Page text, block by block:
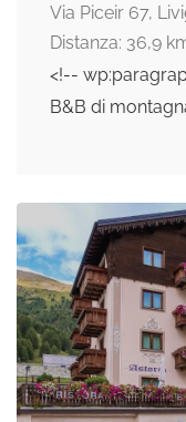
Via Piceir 67,
Distanza: 36,9
<!--
B&B di